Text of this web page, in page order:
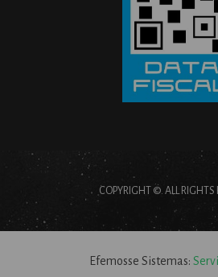
COPYRIGHT ©. ALL RIGHTS
Efemosse Sistemas: